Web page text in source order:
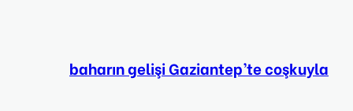
baharın gelişi Gaziantep’te coşkuyla